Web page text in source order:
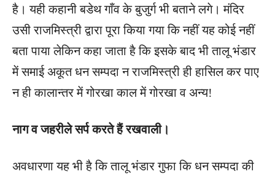
है। यही कहानी बडेथ गाँव के बुजुर्ग भी बताने लगे। मंदिर
उसी राजमिस्त्री द्वारा पूरा किया गया कि नहीं यह कोई नहीं
बता पाया लेकिन कहा जाता है कि इसके बाद भी तालू भंडार
में समाई अकूत धन सम्पदा न राजमिस्त्री ही हासिल कर पाए
न ही कालान्तर में गोरखा काल में गोरखा व अन्य!
नाग व जहरीले सर्प करते हैं रखवाली।
अवधारणा यह भी है कि तालू भंडार गुफा कि धन सम्पदा की